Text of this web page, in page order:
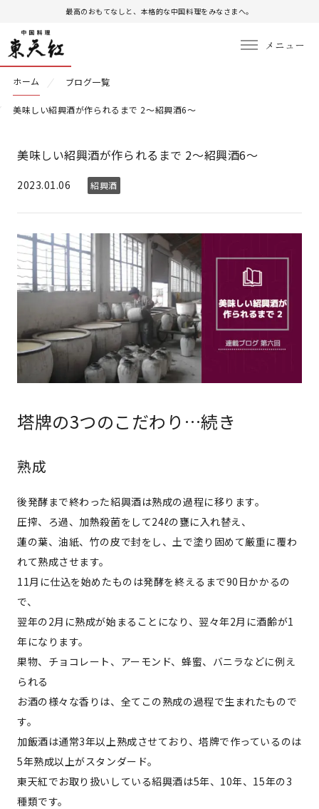
最高のおもてなしと、本格的な中国料理をみなさまへ。
ホーム ブログ一覧
美味しい紹興酒が作られるまで 2～紹興酒6～
美味しい紹興酒が作られるまで 2～紹興酒6～
2023.01.06 紹興酒
塔牌の3つのこだわり…続き
熟成
後発酵まで終わった紹興酒は熟成の過程に移ります。
圧搾、ろ過、加熱殺菌をして24ℓの甕に入れ替え、
蓮の葉、油紙、竹の皮で封をし、土で塗り固めて厳重に覆わ
れて熟成させます。
11月に仕込を始めたものは発酵を終えるまで90日かかるの
で、
翌年の2月に熟成が始まることになり、翌々年2月に酒齢が1
年になります。
果物、チョコレート、アーモンド、蜂蜜、バニラなどに例え
られる
お酒の様々な香りは、全てこの熟成の過程で生まれたもので
す。
加飯酒は通常3年以上熟成させており、塔牌で作っているのは
5年熟成以上がスタンダード。
東天紅でお取り扱いしている紹興酒は5年、10年、15年の3
種類です。